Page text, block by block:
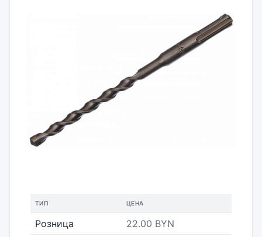
ТИП ЦЕНА
Розница 22.00 BYN